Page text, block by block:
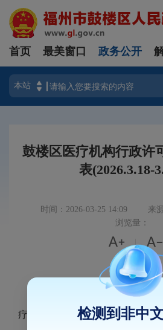
首页 最美窗口 政务公开
鼓楼区医疗机构行政许
表(2026.3.18-
时间：2026-03-25 14:09
来
浏览量：
 
根据《医疗机构管理办法》第
疗机构开业、迁移、更名、变更
检测到非中